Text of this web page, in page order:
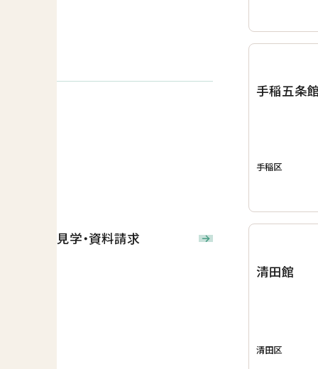
見学・資料請求
手稲五条
手稲区
清田館
清田区